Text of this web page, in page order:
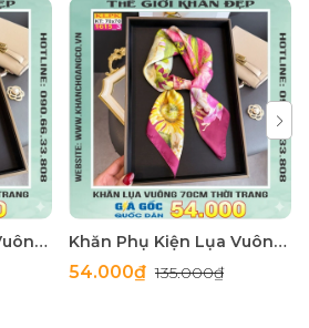
Khăn Phụ Kiện Lụa Vuông 70cm - Thế Giới Khăn Đẹp C1062_4 Khăn Phụ Kiện Lụa Vuông 70cm - Thế Giới Khăn Đẹp C1062_3
54.000₫135.000₫